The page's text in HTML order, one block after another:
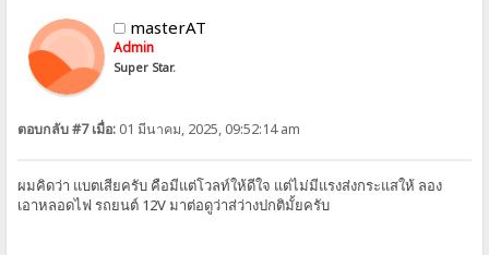
masterAT
Admin
Super Star.
ตอบกลับ #7 เมื่อ: 01 มีนาคม, 2025, 09:52:14 am
ผมคิดว่า แบตเสียครับ คือมีแต่โวลท์ให้ดีใจ แต่ไม่มีแรงส่งกระแสให้ ลอง
เอาหลอดไฟ รถยนต์ 12V มาต่อดูว่าส่ว่างปกติมั้ยครับ